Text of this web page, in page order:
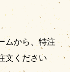
ムから、特注
文ください